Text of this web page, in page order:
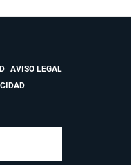
AVISO LEGAL